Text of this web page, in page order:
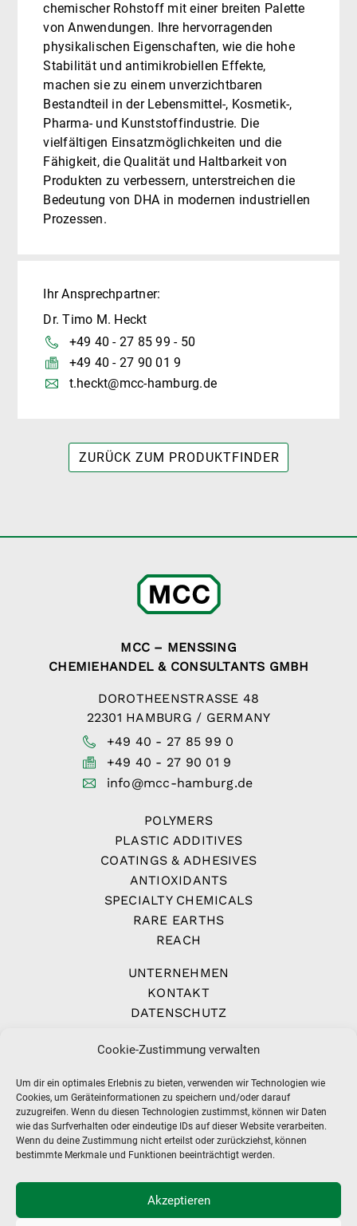
Cookie-Zustimmung verwalten
Um dir ein optimales Erlebnis zu bieten, verwenden wir Technologien wie
Cookies, um Geräteinformationen zu speichern und/oder darauf
zuzugreifen. Wenn du diesen Technologien zustimmst, können wir Daten
wie das Surfverhalten oder eindeutige IDs auf dieser Website verarbeiten.
Wenn du deine Zustimmung nicht erteilst oder zurückziehst, können
bestimmte Merkmale und Funktionen beeinträchtigt werden.
Akzeptieren
chemischer Rohstoff mit einer breiten Palette
von Anwendungen. Ihre hervorragenden
physikalischen Eigenschaften, wie die hohe
Stabilität und antimikrobiellen Effekte,
machen sie zu einem unverzichtbaren
Bestandteil in der Lebensmittel-, Kosmetik-,
Pharma- und Kunststoffindustrie. Die
vielfältigen Einsatzmöglichkeiten und die
Fähigkeit, die Qualität und Haltbarkeit von
Produkten zu verbessern, unterstreichen die
Bedeutung von DHA in modernen industriellen
Prozessen.
Ihr Ansprechpartner:
Dr. Timo M. Heckt
+49 40 - 27 85 99 - 50
+49 40 - 27 90 01 9
t.heckt@mcc-hamburg.de
ZURÜCK ZUM PRODUKTFINDER
MCC – MENSSING
CHEMIEHANDEL & CONSULTANTS GMBH
DOROTHEENSTRASSE 48
22301 HAMBURG / GERMANY
+49 40 - 27 85 99 0
+49 40 - 27 90 01 9
info@mcc-hamburg.de
POLYMERS
PLASTIC ADDITIVES
COATINGS & ADHESIVES
ANTIOXIDANTS
SPECIALTY CHEMICALS
RARE EARTHS
REACH
UNTERNEHMEN
KONTAKT
DATENSCHUTZ
AGB